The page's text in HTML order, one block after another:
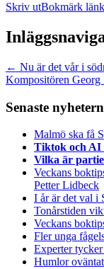
Skriv utBokmärk
← Nu är det vår i
Kompositören Georg
Senaste
Malmö ska få
Tiktok och AI
Vilka är
Veckans
Petter Lidbeck
I år är det val i
Tonårstiden
Veckans
Fler unga
Experter
Humlor